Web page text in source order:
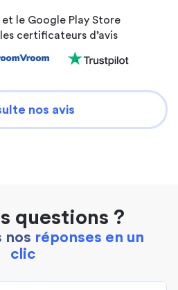
et le Google Play Store
certificateurs d’avis
nos avis
questions ?
nos réponses en un
clic